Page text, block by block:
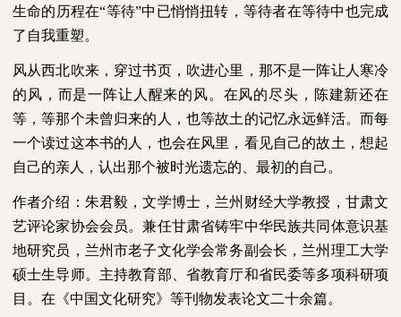
生命的历程在“等待”中已悄悄扭转，等待者在等待中也完成
了自我重塑。
风从西北吹来，穿过书页，吹进心里，那不是一阵让人寒冷
的风，而是一阵让人醒来的风。在风的尽头，陈建新还在
等，等那个未曾归来的人，也等故土的记忆永远鲜活。而每
一个读过这本书的人，也会在风里，看见自己的故土，想起
自己的亲人，认出那个被时光遗忘的、最初的自己。
作者介绍：朱君毅，文学博士，兰州财经大学教授，甘肃文
艺评论家协会会员。兼任甘肃省铸牢中华民族共同体意识基
地研究员，兰州市老子文化学会常务副会长，兰州理工大学
硕士生导师。主持教育部、省教育厅和省民委等多项科研项
目。在《中国文化研究》等刊物发表论文二十余篇。